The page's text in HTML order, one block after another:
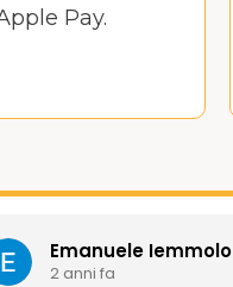
Pay.
Emanuele Iemmolo
2 anni fa